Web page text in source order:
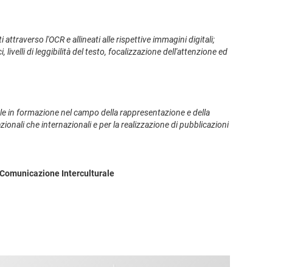
l'OCR e allineati alle rispettive immagini digitali;
livelli di leggibilità del testo, focalizzazione dell'attenzione ed
in formazione nel campo della rappresentazione e della
che internazionali e per la realizzazione di pubblicazioni
Interculturale